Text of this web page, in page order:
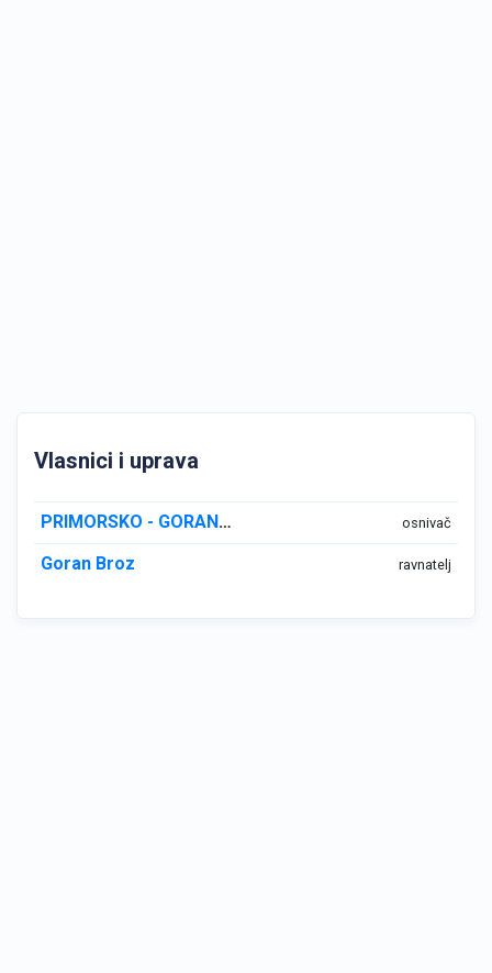
Vlasnici i uprava
PRIMORSKO - GORANSKA ŽUPANIJA osnivač
Goran Broz ravnatelj